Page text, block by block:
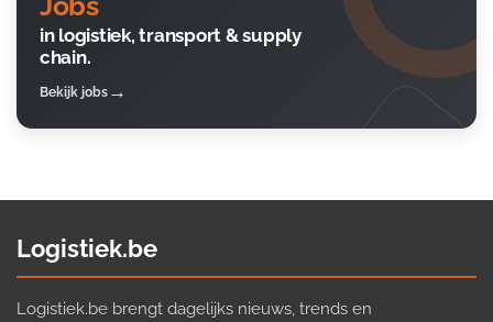
in logistiek, transport & supply
chain.
Bekijk jobs
Logistiek.be
Logistiek.be brengt dagelijks nieuws, trends en